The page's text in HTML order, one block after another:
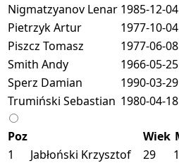
Nigmatzyanov Lenar 1985-12-04
Pietrzyk Artur
1977-10-04
Piszcz Tomasz
1977-06-08
Smith Andy
1966-05-25
Sperz Damian
1990-03-29
Trumiński Sebastian 1980-04-18
Poz Wiek
1
Jabłoński Krzysztof 29